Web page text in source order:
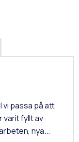
vi passa på att
varit fyllt av
nya...